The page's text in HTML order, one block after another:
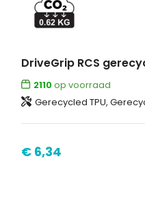
2110 op voorraad
Gerecycled TPU,
€ 6,34